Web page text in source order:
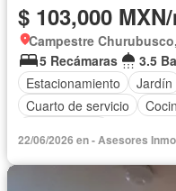
$ 103,000
Campestre
5 Recámaras
3.5
Estacionamiento
Jardín
Cuarto de servicio
22/06/2026 en - Asesores